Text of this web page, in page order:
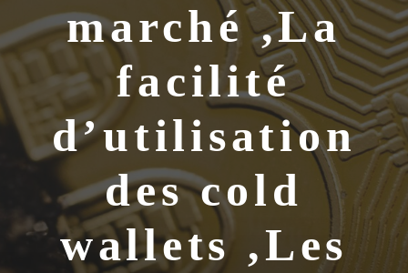
marché ,La
facilité
d’utilisation
des cold
wallets ,Les